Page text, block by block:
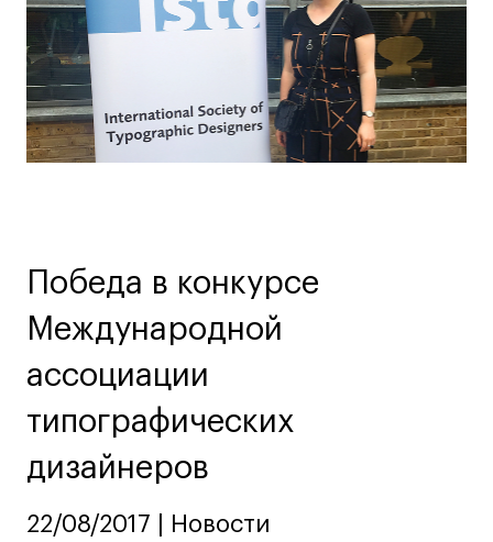
Все программы
Дополнительное образование
Коммуникационный и цифровой дизайн
Иллюстрация
Ювелирный дизайн
Сценография
Фотография и видео
Дизайн и декорирование интерьера
Бизнес и маркетинг
Подготовительные курсы и творческое
развитие
Среднесрочные
Победа в конкурсе
Международной
ассоциации
типографических
дизайнеров
22/08/2017 | Новости